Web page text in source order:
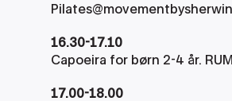
16.30-17.10
Capoeira for børn 2-4 år.
17.00-18.00